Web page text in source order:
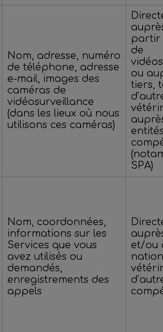
Nom, adresse, numéro
de téléphone, adresse
e-mail, images des
caméras de
vidéosurveillance
(dans les lieux où nous
utilisons ces caméras)
partir
de
ou
tiers,
SPA)
Nom, coordonnées,
informations sur les
Services que vous
avez utilisés ou
demandés,
enregistrements des
appels
et/ou